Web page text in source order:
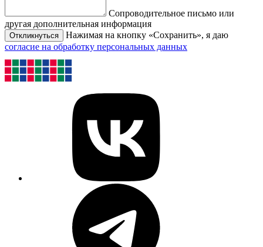
Сопроводительное письмо или
другая дополнительная информация
Откликнуться
Нажимая на кнопку «Сохранить», я даю
согласие на обработку персональных данных